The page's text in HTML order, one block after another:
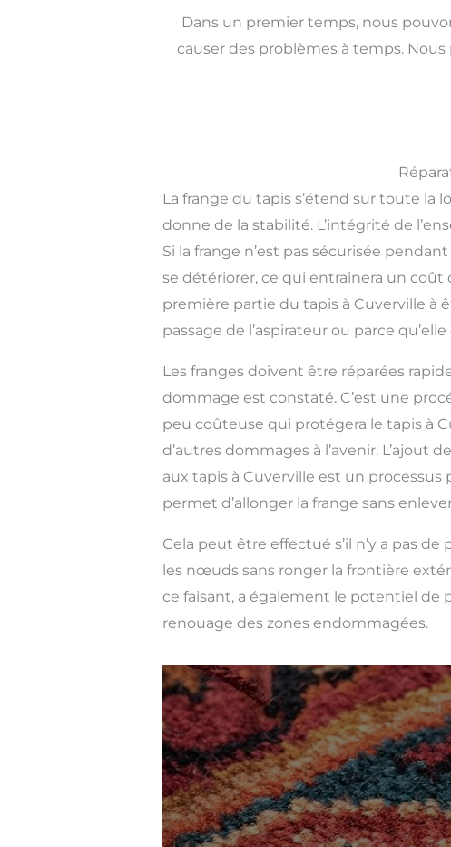
Dans un premier temps, nous
causer des problèmes à temps.
La frange du tapis s’étend sur toute la
donne de la stabilité. L’intégrité de
Si la frange n’est pas sécurisée
se détériorer, ce qui entrainera un
première partie du tapis à Cuverville à
passage de l’aspirateur ou parce
Les franges doivent être réparées
dommage est constaté. C’est une
peu coûteuse qui protégera le tapis à
d’autres dommages à l’avenir. L’ajout
aux tapis à Cuverville est un processus
permet d’allonger la frange sans
Cela peut être effectué s’il n’y a pas
les nœuds sans ronger la frontière
ce faisant, a également le potentiel de
renouage des zones endommagées.